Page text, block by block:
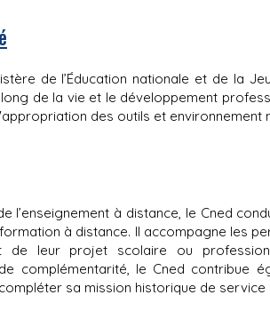
de l’Éducation nationale et de la
de la vie et le développement
des outils et environnement
l’enseignement à distance, le Cned
à distance. Il accompagne les
de leur projet scolaire ou
de complémentarité, le Cned contribue
sa mission historique de service